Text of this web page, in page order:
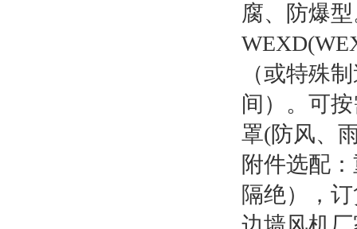
腐、防爆
（或特殊
间）。可
罩(防风、
附件选配
隔绝），